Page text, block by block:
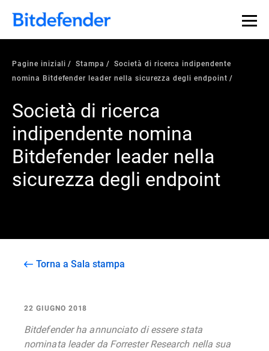
Pagine iniziali Stampa
Società di ricerca indipendente
nomina Bitdefender leader nella sicurezza degli endpoint
Società di ricerca
indipendente nomina
Bitdefender leader nella
sicurezza degli endpoint
Torna a Sala stampa
22 GIUGNO 2018
Bitdefender ha annunciato di essere stata
nominata leader da Forrester Research nella sua